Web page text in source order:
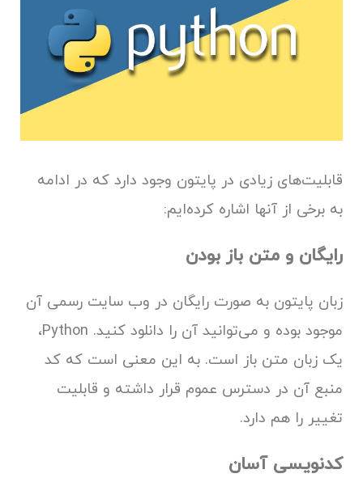
قابلیت‌های زیادی در پایتون وجود دارد که در ادامه
به برخی از آنها اشاره کرده‌ایم:
رایگان و متن باز بودن
زبان پایتون به صورت رایگان در وب سایت رسمی آن
موجود بوده و می‌توانید آن را دانلود کنید. Python،
یک زبان متن باز است. به این معنی است که کد
منبع آن در دسترس عموم قرار داشته و قابلیت
تغییر را هم دارد.
کدنویسی آسان